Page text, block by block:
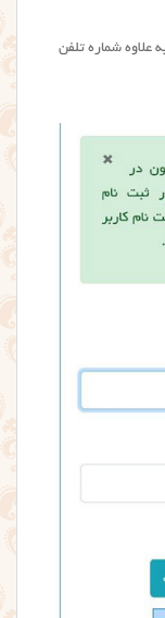
علاوه شماره تلفن